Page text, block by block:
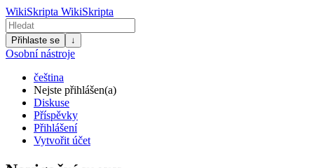
WikiSkripta WikiSkripta
Přihlaste se ↓
Osobní nástroje
čeština
Nejste přihlášen(a)
Diskuse
Příspěvky
Přihlášení
Vytvořit účet